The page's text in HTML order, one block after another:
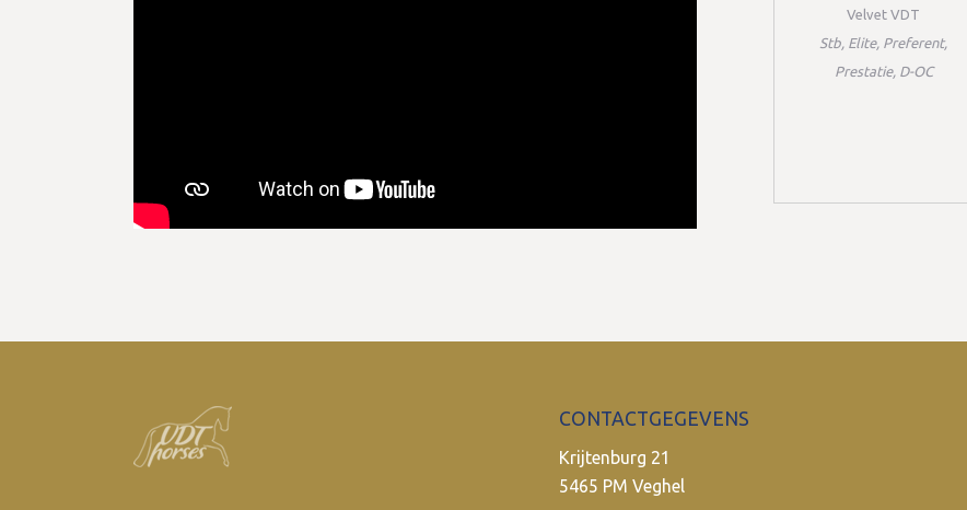
Velvet VDT
Stb, Elite, Preferent,
Prestatie, D-OC
CONTACTGEGEVENS
Krijtenburg 21
5465 PM Veghel